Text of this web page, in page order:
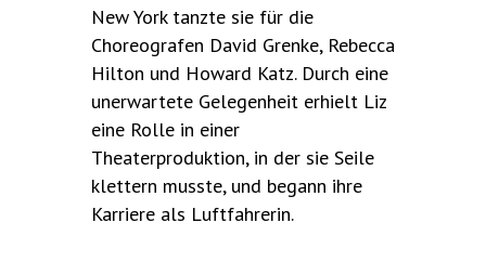
New York tanzte sie für die
Choreografen David Grenke, Rebecca
Hilton und Howard Katz. Durch eine
unerwartete Gelegenheit erhielt Liz
eine Rolle in einer
Theaterproduktion, in der sie Seile
klettern musste, und begann ihre
Karriere als Luftfahrerin.